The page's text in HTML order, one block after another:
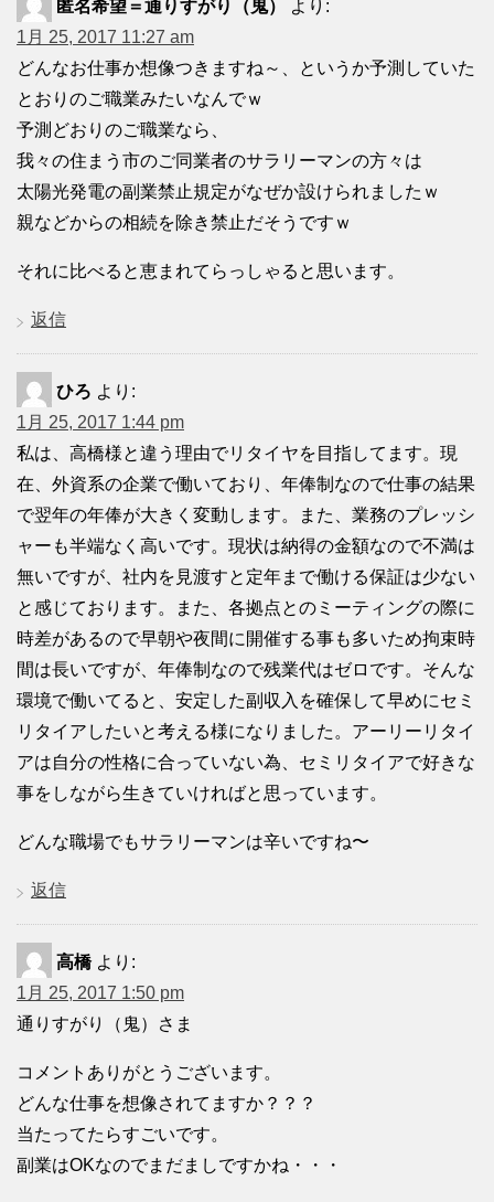
匿名希望＝通りすがり（鬼）
より:
1月 25, 2017 11:27 am
どんなお仕事か想像つきますね～、というか予測していた
とおりのご職業みたいなんでｗ
予測どおりのご職業なら、
我々の住まう市のご同業者のサラリーマンの方々は
太陽光発電の副業禁止規定がなぜか設けられましたｗ
親などからの相続を除き禁止だそうですｗ
それに比べると恵まれてらっしゃると思います。
返信
ひろ より:
1月 25, 2017 1:44 pm
私は、高橋様と違う理由でリタイヤを目指してます。現
在、外資系の企業で働いており、年俸制なので仕事の結果
で翌年の年俸が大きく変動します。また、業務のプレッシ
ャーも半端なく高いです。現状は納得の金額なので不満は
無いですが、社内を見渡すと定年まで働ける保証は少ない
と感じております。また、各拠点とのミーティングの際に
時差があるので早朝や夜間に開催する事も多いため拘束時
間は長いですが、年俸制なので残業代はゼロです。そんな
環境で働いてると、安定した副収入を確保して早めにセミ
リタイアしたいと考える様になりました。アーリーリタイ
アは自分の性格に合っていない為、セミリタイアで好きな
事をしながら生きていければと思っています。
どんな職場でもサラリーマンは辛いですね〜
返信
高橋 より:
1月 25, 2017 1:50 pm
通りすがり（鬼）さま
コメントありがとうございます。
どんな仕事を想像されてますか？？？
当たってたらすごいです。
副業はOKなのでまだましですかね・・・